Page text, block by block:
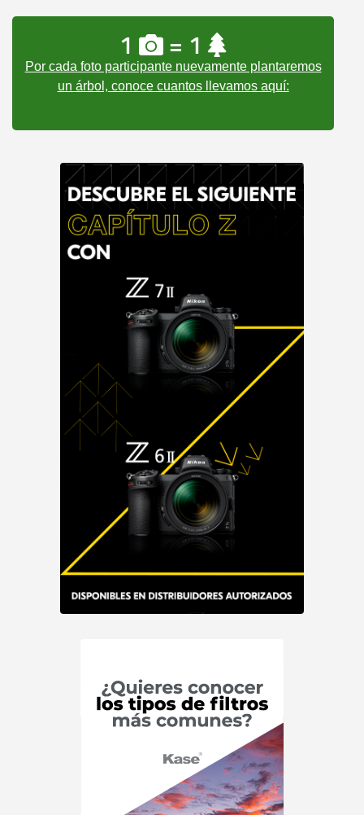
1 = 1
Por cada foto participante nuevamente plantaremos
un árbol, conoce cuantos llevamos aquí: